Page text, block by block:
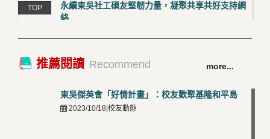
TOP
永續東吳社工碩友堅韌力量，凝聚共享共好支持網
絡
TOP
卓越永續校園 東吳大學連奪 ISO 14001、45001 及
50001三大國際驗證殊榮
推薦閱讀 Recommend more...
東吳傑英會「好情計畫」：校友歡聚基隆和平島
2023/10/18|校友動態